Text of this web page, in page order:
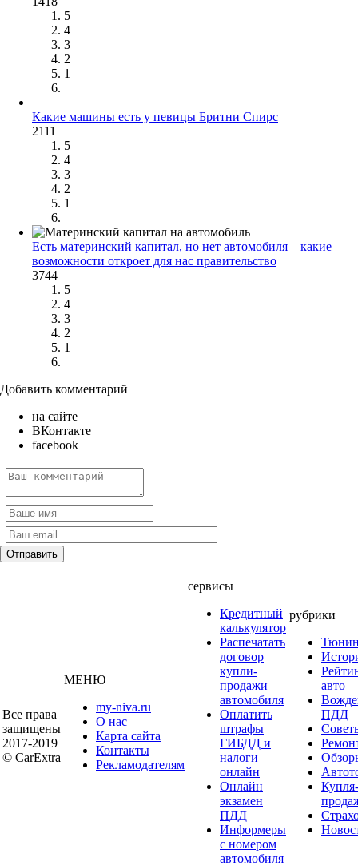
5
4
3
2
1
Какие машины есть у певицы Бритни Спирс
2111
5
4
3
2
1
Есть материнский капитал, но нет автомобиля – какие
возможности откроет для нас правительство
3744
5
4
3
2
1
Добавить комментарий
на сайте
ВКонтакте
facebook
Все права
защищены
2017-2019
© CarExtra
МЕНЮ
my-niva.ru
О нас
Карта сайта
Контакты
Рекламодателям
сервисы
Кредитный
калькулятор
Распечатать
договор
купли-
продажи
автомобиля
Оплатить
штрафы
ГИБДД и
налоги
онлайн
Онлайн
экзамен
ПДД
Информеры
с номером
автомобиля
рубрики
авто
ПДД
Купля-